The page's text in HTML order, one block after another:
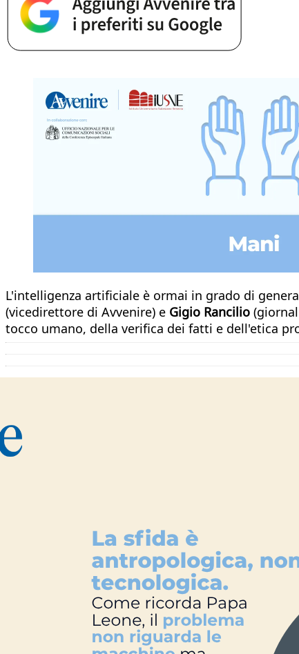
L'intelligenza artificiale è ormai in grado di
(vicedirettore di Avvenire) e Gigio Rancilio
tocco umano, della verifica dei fatti e dell'etica